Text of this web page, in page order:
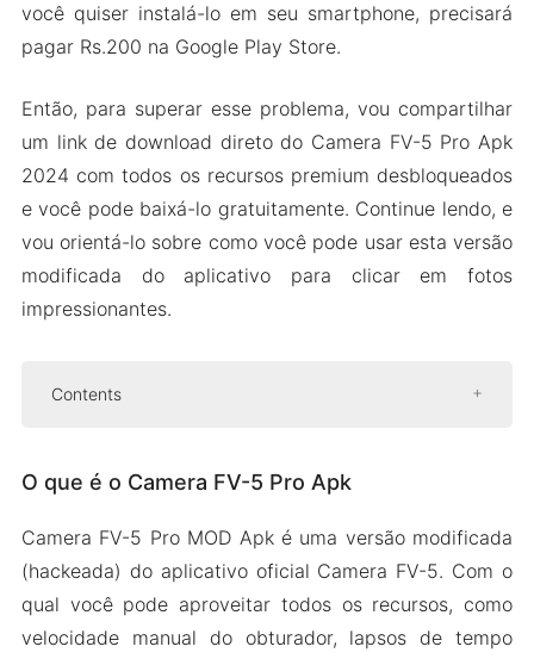
você quiser instalá-lo em seu smartphone, precisará
pagar Rs.200 na Google Play Store.
Então, para superar esse problema, vou compartilhar
um link de download direto do Camera FV-5 Pro Apk
2024 com todos os recursos premium desbloqueados
e você pode baixá-lo gratuitamente. Continue lendo, e
vou orientá-lo sobre como você pode usar esta versão
modificada do aplicativo para clicar em fotos
impressionantes.
Contents
Recursos do Camera FV-5 Pro Recursos
Suporta Vários Idiomas
Totalmente Ajustável
Obturador Remoto Bluetooth
O que é o Camera FV-5 Pro Apk
Camera FV-5 Pro MOD Apk é uma versão modificada
(hackeada) do aplicativo oficial Camera FV-5. Com o
qual você pode aproveitar todos os recursos, como
velocidade manual do obturador, lapsos de tempo